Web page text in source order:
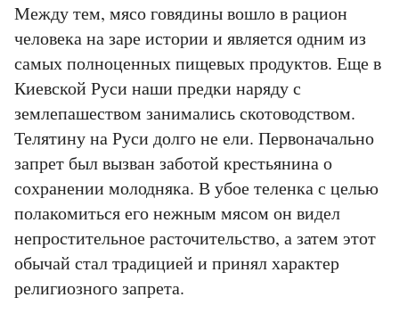
Между тем, мясо говядины вошло в рацион
человека на заре истории и является одним из
самых полноценных пищевых продуктов. Еще в
Киевской Руси наши предки наряду с
землепашеством занимались скотоводством.
Телятину на Руси долго не ели. Первоначально
запрет был вызван заботой крестьянина о
сохранении молодняка. В убое теленка с целью
полакомиться его нежным мясом он видел
непростительное расточительство, а затем этот
обычай стал традицией и принял характер
религиозного запрета.